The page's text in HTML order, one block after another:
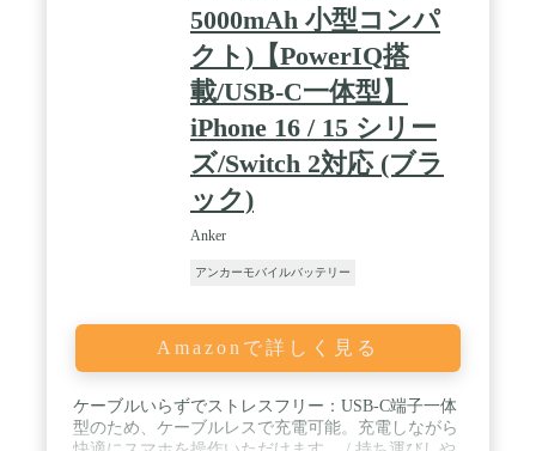
5000mAh 小型コンパ
クト)【PowerIQ搭
載/USB-C一体型】
iPhone 16 / 15 シリー
ズ/Switch 2対応 (ブラ
ック)
Anker
アンカーモバイルバッテリー
Amazonで詳しく見る
ケーブルいらずでストレスフリー：USB-C端子一体
型のため、ケーブルレスで充電可能。充電しながら